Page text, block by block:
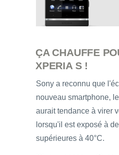
ÇA CHAUFFE
XPERIA S !
Sony a reconnu que
nouveau smartphone,
aurait tendance à virer
lorsqu'il est exposé à
supérieures à 40°C.